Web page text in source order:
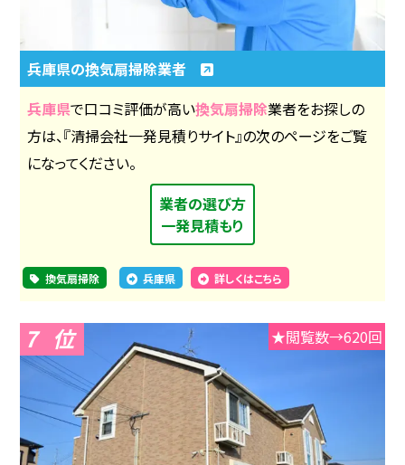
兵庫県の換気扇掃除業者
兵庫県で口コミ評価が高い換気扇掃除業者をお探しの
方は、『清掃会社一発見積りサイト』の次のページをご覧
になってください。
業者の選び方
一発見積もり
換気扇掃除 兵庫県 詳しくはこちら
7 ★閲覧数→620回